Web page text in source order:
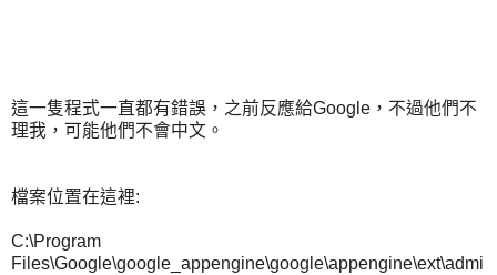
這一隻程式一直都有錯誤，之前反應給Google，不過他們不
理我，可能他們不會中文。
檔案位置在這裡:
C:\Program
Files\Google\google_appengine\google\appengine\ext\admi